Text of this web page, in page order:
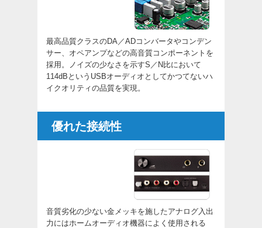
最高品質クラスのDA／ADコンバータやコンデン
サー、オペアンプなどの高音質コンポーネントを
採用。ノイズの少なさを示すS／N比において
114dBというUSBオーディオとしてかつてないハ
イクオリティの品質を実現。
優れた接続性
音質劣化の少ない金メッキを施したアナログ入出
力にはホームオーディオ機器によく使用される